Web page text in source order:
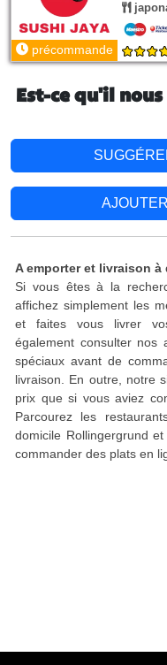
précommande
Est-ce qu'il
A emporter et livraison
Si vous êtes à la
affichez simplement les
et faites vous livrer
également consulter nos
spéciaux avant de
livraison. En outre, notre
prix que si vous aviez
Parcourez les
domicile Rollingergrund
commander des plats en